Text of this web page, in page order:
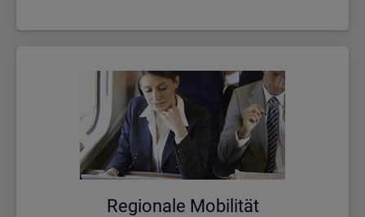
Re­gio­na­le Mo­bi­li­tät